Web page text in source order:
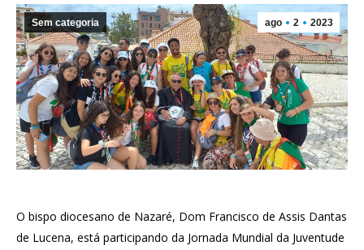
ago 2 2023
Sem categoria
O bispo diocesano de Nazaré, Dom Francisco de Assis Dantas
de Lucena, está participando da Jornada Mundial da Juventude